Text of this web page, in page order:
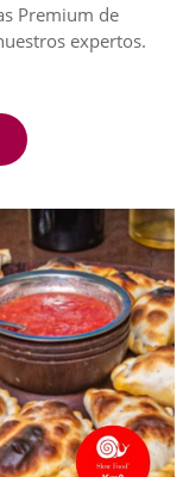
Premium de
expertos.